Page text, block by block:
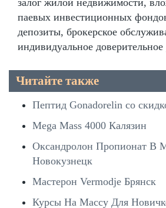
паевых инвестиционных
депозиты, брокерское
индивидуальное
Читайте также
Пептид Gonadorelin со
Mega Mass 4000 Калязин
Оксандролон Пропионат В
Новокузнецк
Мастерон Vermodje Брянск
Курсы На Массу Для